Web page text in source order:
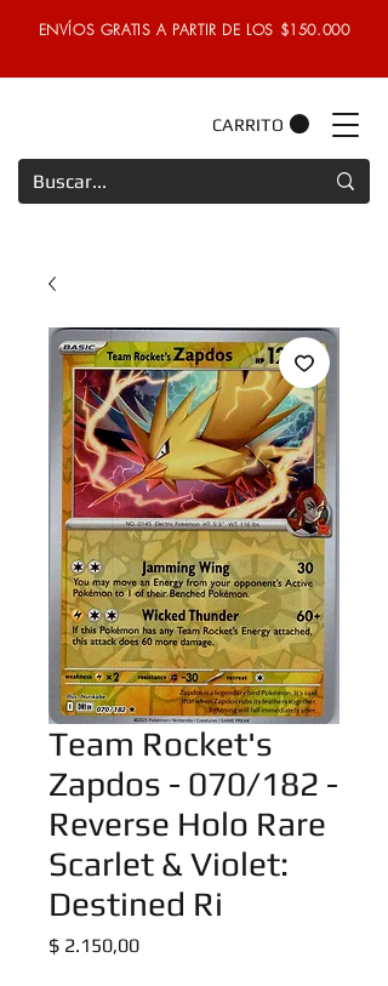
ENVÍOS GRATIS A PARTIR DE LOS $150.000
CARRITO
Team Rocket's
Zapdos - 070/182 -
Reverse Holo Rare
Scarlet & Violet:
Destined Ri
$ 2.150,00Precio